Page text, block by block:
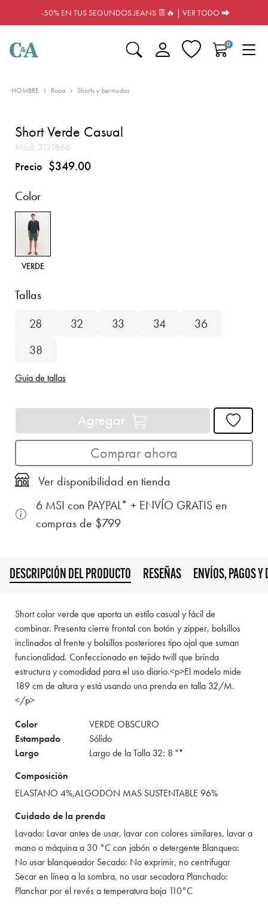
-50% EN TUS SEGUNDOS JEANS 👖🔥 | VER TODO ⮕
0
HOMBRE Ropa Shorts y bermudas
Short Verde Casual
Mod: 3121866
Precio $349.00
Color
VERDE
Tallas
28
32 33 34
36
38
Guía de tallas
Agregar
Comprar ahora
Ver disponibilidad en tienda
6 MSI con PAYPAL* + ENVÍO GRATIS en
compras de $799
DESCRIPCIÓN DEL PRODUCTO RESEÑAS ENVÍOS, PAGOS Y
Short color verde que aporta un estilo casual y fácil de
combinar. Presenta cierre frontal con botón y zipper, bolsillos
inclinados al frente y bolsillos posteriores tipo ojal que suman
funcionalidad. Confeccionado en tejido twill que brinda
estructura y comodidad para el uso diario.<p>El modelo mide
189 cm de altura y está usando una prenda en talla 32/M.
</p>
Color
VERDE OBSCURO
Estampado
Sólido
Largo
Largo de la Talla 32: 8 "*
Composición
ELASTANO 4%,ALGODON MAS SUSTENTABLE 96%
Cuidado de la prenda
Lavado: Lavar antes de usar, lavar con colores similares, lavar a
mano o máquina a 30 °C con jabón o detergente Blanqueo:
No usar blanqueador Secado: No exprimir, no centrifugar
Secar en línea a la sombra, no usar secadora Planchado:
Planchar por el revés a temperatura baja 110°C